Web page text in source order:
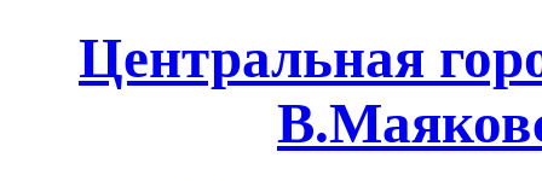
Центральная